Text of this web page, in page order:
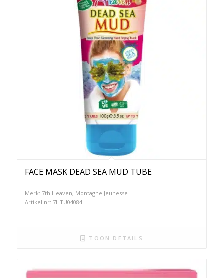
FACE MASK DEAD SEA MUD TUBE
Merk: 7th Heaven, Montagne Jeunesse
Artikel nr: 7HTU04084
TOON DETAILS